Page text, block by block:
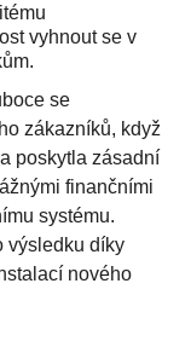
vyhnout se v
se
zákazníků, když
poskytla zásadní
finančními
systému.
výsledku díky
nového